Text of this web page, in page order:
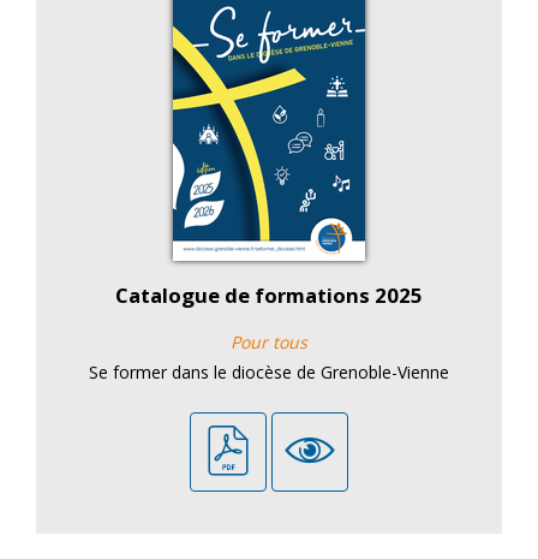
Catalogue de formations 2025
Pour tous
Se former dans le diocèse de Grenoble-Vienne